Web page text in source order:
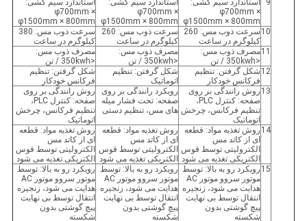
9
استاندارد سیم کشی:
φ700mm ×
φ1500mm × 800mm
استاندارد سیم کشی:
φ700mm ×
φ1500mm × 800mm
استاندارد سیم کشی:
φ700mm ×
φ1500mm × 800mm
10
سرعت ذوب مس: 260
کیلوگرم در ساعت
سرعت ذوب مس: 260
کیلوگرم در ساعت
سرعت ذوب مس: 380
کیلوگرم در ساعت
11مصرف ذوب مس:
<350kwh / تن
مصرف ذوب مس:
<350kwh / تن
مصرف ذوب مس:
<350kwh / تن
12 شکل گرفتن: تنظیم
فرکانس خودکار
شکل گرفتن: تنظیم
اتوماتیک
شکل گرفتن: تنظیم
فرکانس خودکار
13 روش رانندگی بر روی
صفحه: کنترل PLC،
تنظیم فرکانس، چرخش
اتوماتیک
رویکرد رانندگی بر روی
صفحه: تحت فشار میله
های مس، تنظیم دستی
روش رانندگی بر روی
صفحه: کنترل PLC،
تنظیم فرکانس، چرخش
اتوماتیک
14 روش تغذیه مواد: قطعه
ای از کاتد مس
الکترولیتی توسط قوس
الکتریکی تغذیه می شود
روش تغذیه مواد: قطعه
ای از کاتد مس
الکترولیتی توسط قوس
الکتریکی تغذیه می شود
روش تغذیه مواد: قطعه
ای از کاتد مس
الکترولیتی توسط قوس
الکتریکی تغذیه می شود
15 رویکرد رو به بالا: توسط
موتور سروو موتور AC
هدایت می شود، زنجیره
انتقال توسط بی نهایت
پیچ گوشتی بدون
شکسته
رویکرد رو به بالا: توسط
موتور سروو موتور AC
هدایت می شود، زنجیره
انتقال توسط بی نهایت
پیچ گوشتی بدون
شکسته
رویکرد رو به بالا: توسط
موتور سروو موتور AC
هدایت می شود، زنجیره
انتقال توسط بی نهایت
پیچ گوشتی بدون
شکسته